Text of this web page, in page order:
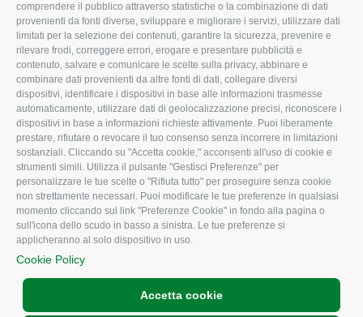
comprendere il pubblico attraverso statistiche o la combinazione di dati
provenienti da fonti diverse, sviluppare e migliorare i servizi, utilizzare dati
limitati per la selezione dei contenuti, garantire la sicurezza, prevenire e
rilevare frodi, correggere errori, erogare e presentare pubblicità e
contenuto, salvare e comunicare le scelte sulla privacy, abbinare e
combinare dati provenienti da altre fonti di dati, collegare diversi
dispositivi, identificare i dispositivi in base alle informazioni trasmesse
automaticamente, utilizzare dati di geolocalizzazione precisi, riconoscere i
dispositivi in base a informazioni richieste attivamente. Puoi liberamente
prestare, rifiutare o revocare il tuo consenso senza incorrere in limitazioni
sostanziali. Cliccando su "Accetta cookie," acconsenti all'uso di cookie e
strumenti simili. Utilizza il pulsante "Gestisci Preferenze" per
personalizzare le tue scelte o "Rifiuta tutto" per proseguire senza cookie
non strettamente necessari. Puoi modificare le tue preferenze in qualsiasi
momento cliccando sul link "Preferenze Cookie" in fondo alla pagina o
sull'icona dello scudo in basso a sinistra. Le tue preferenze si
applicheranno al solo dispositivo in uso.
Cookie Policy
Accetta cookie
Uffici della Sede
provinciale
Le Sedi di Zona
Agricoltori S.r.l.
Whistleblowing
Confagricoltura Rovigo e
Agricoltori srl
Associazione
CONFAGRICOLTURA
ATTIVA
Notizie in evidenza
Eventi
Comunicati Stampa
Video
Iscrizione Newsletter
Newsletter